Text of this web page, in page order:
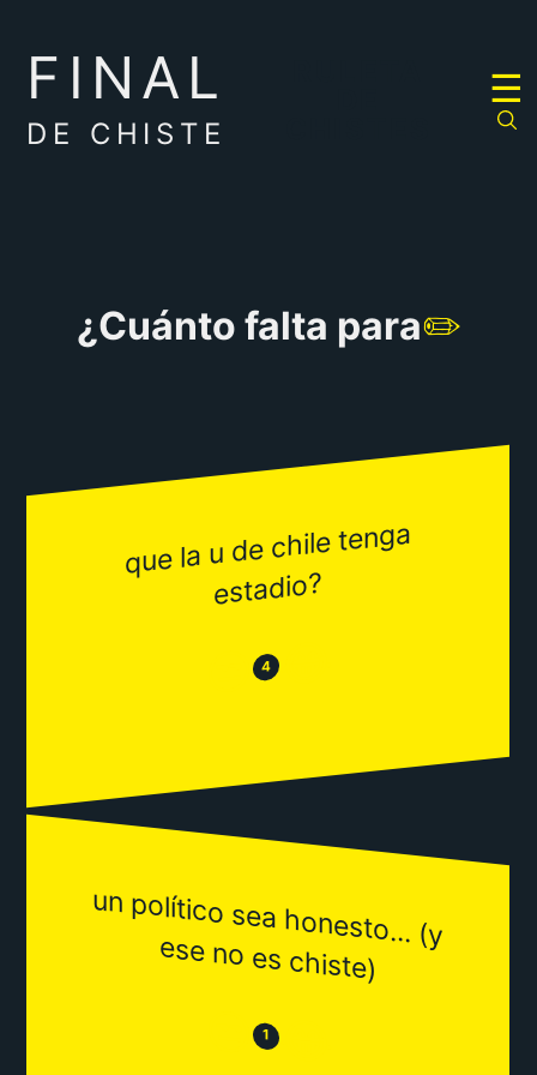
FINAL
DE CHISTE
☰
¿Cuánto falta para✏️
que la u de chile tenga
estadio?
😒 4 😂
un político sea honesto... (y
ese no es chiste)
😒 1 😂